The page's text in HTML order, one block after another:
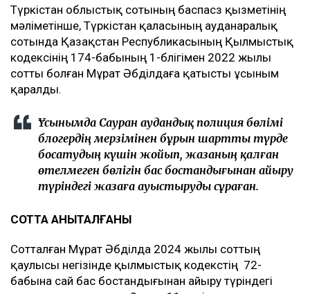
тексермес үшін 2,5 млн теңге бердік, ол ақшаны
әйелім алды” деген.
Қыз жанында жүріп ақшасын сорып жүр. Мұрат
Әбділдә жайлы оқиға бітті. Шыққаннан кейін өз өмірін
көреді, – дейді ол.
ҚАЙТАДАН ҚАМАУДА
Түркістан облысында шартты түрде босатылған
блогер Мұрат Әбділда қайтадан қамауға алынған
мәліметінше, Түркістан қаласының ауданаралық
кодексінің 174-бабының 1-бөлігімен 2022 жылы
сотты болған Мұрат Әбділдаға қатысты ұсыным
қаралды.